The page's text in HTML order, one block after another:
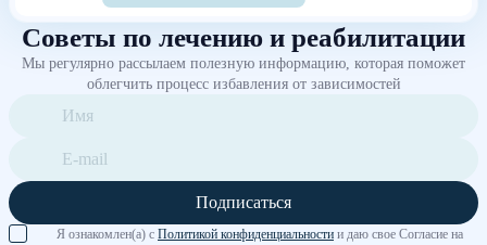
Советы по лечению и реабилитации
Мы регулярно рассылаем полезную информацию, которая поможет
облегчить процесс избавления от зависимостей
Подписаться
Я ознакомлен(а) с Политикой конфиденциальности и даю свое Согласие на